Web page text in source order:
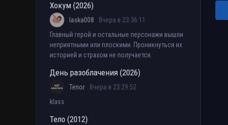
Хокум (2026)
laska008
Вчера в 23:36:11
Главный герой и остальные персонажи вышли
неприятными или плоскими. Проникнуться их
историей и страхом не получается.
День разоблачения (2026)
Tenor
Вчера в 23:29:52
klass
Тело (2012)